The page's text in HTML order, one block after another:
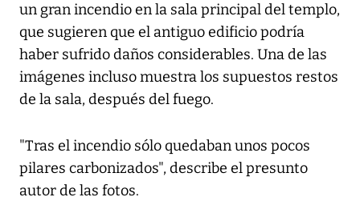
un gran incendio en la sala principal del templo,
que sugieren que el antiguo edificio podría
haber sufrido daños considerables. Una de las
imágenes incluso muestra los supuestos restos
de la sala, después del fuego.
"Tras el incendio sólo quedaban unos pocos
pilares carbonizados", describe el presunto
autor de las fotos.